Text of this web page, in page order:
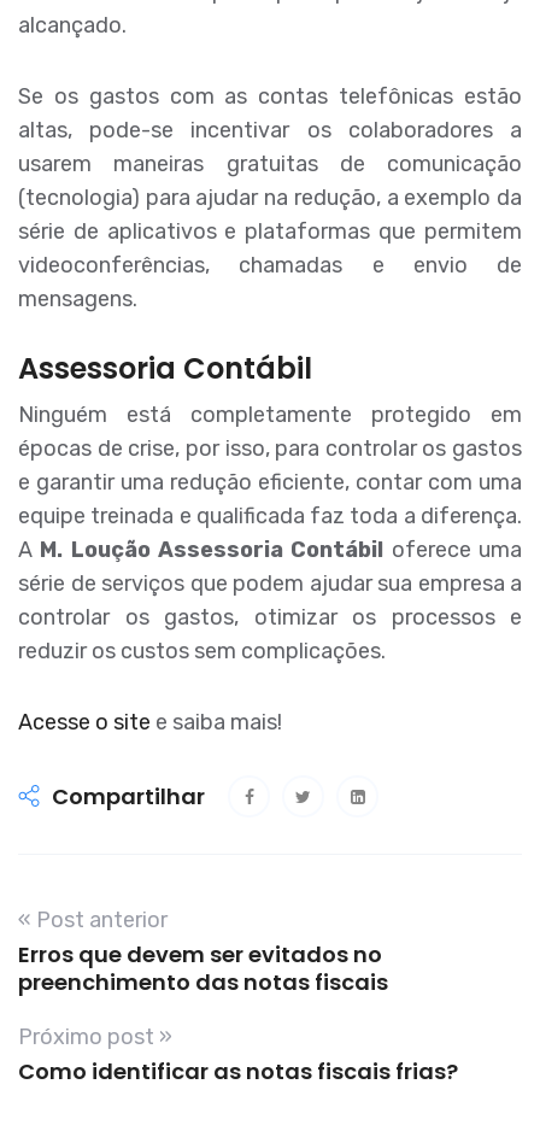
alcançado.
Se os gastos com as contas telefônicas estão
altas, pode-se incentivar os colaboradores a
usarem maneiras gratuitas de comunicação
(tecnologia) para ajudar na redução, a exemplo da
série de aplicativos e plataformas que permitem
videoconferências, chamadas e envio de
mensagens.
Assessoria Contábil
Ninguém está completamente protegido em
épocas de crise, por isso, para controlar os gastos
e garantir uma redução eficiente, contar com uma
equipe treinada e qualificada faz toda a diferença.
A M. Loução Assessoria Contábil oferece uma
série de serviços que podem ajudar sua empresa a
controlar os gastos, otimizar os processos e
reduzir os custos sem complicações.
Acesse o site e saiba mais!
Compartilhar
« Post anterior
Erros que devem ser evitados no
preenchimento das notas fiscais
Próximo post »
Como identificar as notas fiscais frias?